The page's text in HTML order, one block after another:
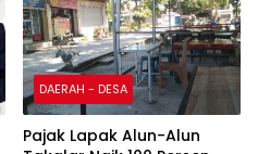
DAERAH - DESA
Pajak Lapak Alun-Alun